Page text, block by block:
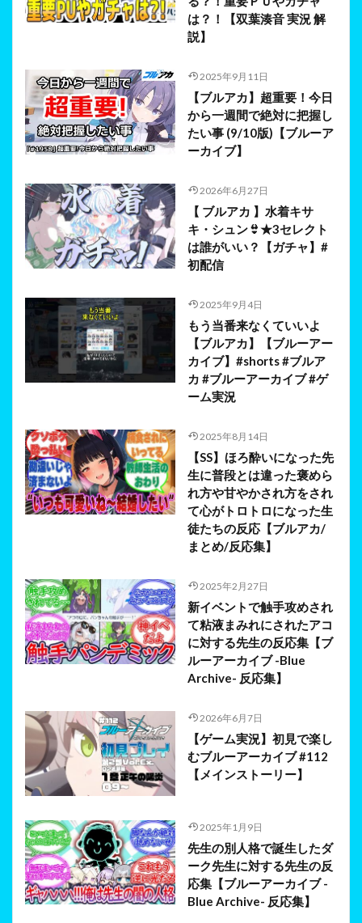
は？！【双葉湊音 実況 解
説】
2025年9月11日
【ブルアカ】超重要！今日
から一週間で絶対に把握し
たい事 (9/10版)【ブルーア
ーカイブ】
2026年6月27日
【 ブルアカ 】水着キサ
キ・シュン👙★3セレクト
は誰がいい？【ガチャ】#
初配信
2025年9月4日
もう当番来なくていいよ
【ブルアカ】【ブルーアー
カイブ】#shorts #ブルア
カ #ブルーアーカイブ #ゲ
ーム実況
2025年8月14日
【SS】ほろ酔いになった先
生に普段とは違った褒めら
れ方や甘やかされ方をされ
て心がトロトロになった生
徒たちの反応【ブルアカ/
まとめ/反応集】
2025年2月27日
新イベントで触手攻めされ
て粘液まみれにされたアコ
に対する先生の反応集【ブ
ルーアーカイブ -Blue
Archive- 反応集】
2026年6月7日
【ゲーム実況】初見で楽し
むブルーアーカイブ #112
【メインストーリー】
2025年1月9日
先生の別人格で誕生したダ
ーク先生に対する先生の反
応集【ブルーアーカイブ -
Blue Archive- 反応集】